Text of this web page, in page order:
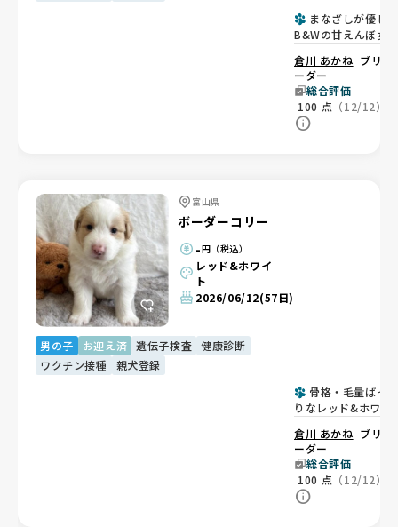
まなざしが優しい
B&Wの甘えんぼ女の
倉川 あかね ブリ
ーダー
総合評価
100 点 （12/12）
富山県
ボーダーコリー
-円（税込）
レッド&ホワイ
ト
2026/06/12(57日)
男の子 お迎え済 遺伝子検査
健康診断
ワクチン接種
親犬登録
骨格・毛量ばっち
りなレッド&ホワイ
倉川 あかね ブリ
ーダー
総合評価
100 点 （12/12）